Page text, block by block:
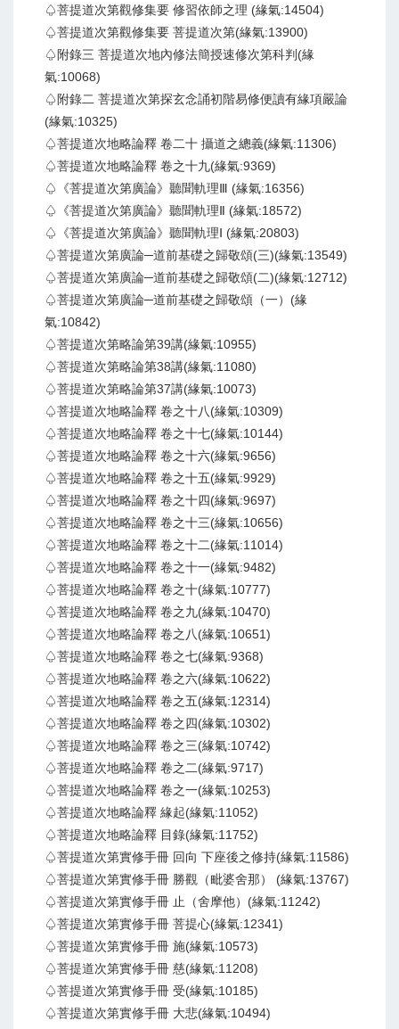
♤菩提道次第觀修集要 修習依師之理 (緣氣:14504)
♤菩提道次第觀修集要 菩提道次第(緣氣:13900)
♤附錄三 菩提道次地內修法簡授速修次第科判(緣
氣:10068)
♤附錄二 菩提道次第探玄念誦初階易修便讀有緣項嚴論
(緣氣:10325)
♤菩提道次地略論釋 卷二十 攝道之總義(緣氣:11306)
♤菩提道次地略論釋 卷之十九(緣氣:9369)
♤《菩提道次第廣論》聽聞軌理Ⅲ (緣氣:16356)
♤《菩提道次第廣論》聽聞軌理Ⅱ (緣氣:18572)
♤《菩提道次第廣論》聽聞軌理Ⅰ (緣氣:20803)
♤菩提道次第廣論─道前基礎之歸敬頌(三)(緣氣:13549)
♤菩提道次第廣論─道前基礎之歸敬頌(二)(緣氣:12712)
♤菩提道次第廣論─道前基礎之歸敬頌（一）(緣
氣:10842)
♤菩提道次第略論第39講(緣氣:10955)
♤菩提道次第略論第38講(緣氣:11080)
♤菩提道次第略論第37講(緣氣:10073)
♤菩提道次地略論釋 卷之十八(緣氣:10309)
♤菩提道次地略論釋 卷之十七(緣氣:10144)
♤菩提道次地略論釋 卷之十六(緣氣:9656)
♤菩提道次地略論釋 卷之十五(緣氣:9929)
♤菩提道次地略論釋 卷之十四(緣氣:9697)
♤菩提道次地略論釋 卷之十三(緣氣:10656)
♤菩提道次地略論釋 卷之十二(緣氣:11014)
♤菩提道次地略論釋 卷之十一(緣氣:9482)
♤菩提道次地略論釋 卷之十(緣氣:10777)
♤菩提道次地略論釋 卷之九(緣氣:10470)
♤菩提道次地略論釋 卷之八(緣氣:10651)
♤菩提道次地略論釋 卷之七(緣氣:9368)
♤菩提道次地略論釋 卷之六(緣氣:10622)
♤菩提道次地略論釋 卷之五(緣氣:12314)
♤菩提道次地略論釋 卷之四(緣氣:10302)
♤菩提道次地略論釋 卷之三(緣氣:10742)
♤菩提道次地略論釋 卷之二(緣氣:9717)
♤菩提道次地略論釋 卷之一(緣氣:10253)
♤菩提道次地略論釋 緣起(緣氣:11052)
♤菩提道次地略論釋 目錄(緣氣:11752)
♤菩提道次第實修手冊 回向 下座後之修持(緣氣:11586)
♤菩提道次第實修手冊 勝觀（毗婆舍那） (緣氣:13767)
♤菩提道次第實修手冊 止（舍摩他）(緣氣:11242)
♤菩提道次第實修手冊 菩提心(緣氣:12341)
♤菩提道次第實修手冊 施(緣氣:10573)
♤菩提道次第實修手冊 慈(緣氣:11208)
♤菩提道次第實修手冊 受(緣氣:10185)
♤菩提道次第實修手冊 大悲(緣氣:10494)